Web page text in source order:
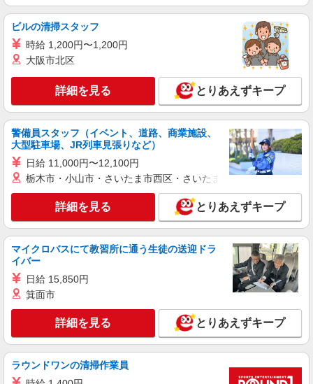
ビルの清掃スタッフ
時給 1,200円〜1,200円
大阪市北区
詳細を見る とりあえずキープ
警備員スタッフ（イベント、道路、商業施設、
大型駐車場、JR列車見張りなど）
日給 11,000円〜12,100円
栃木市・小山市・さいたま市西区・さいたま市岩槻区・久喜市・
詳細を見る とりあえずキープ
マイクロバスにて教習所に通う生徒の送迎ドラ
イバー
日給 15,850円
箕面市
詳細を見る とりあえずキープ
ラウンドワンの清掃作業員